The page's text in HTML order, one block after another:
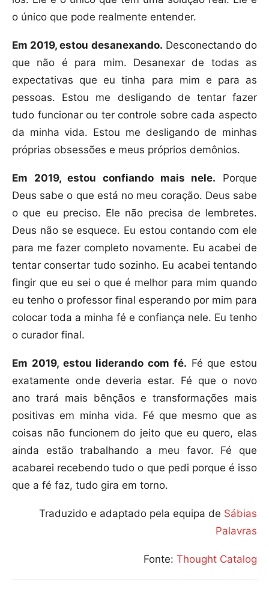
o único que pode realmente entender.
Em 2019, estou desanexando. Desconectando do
que não é para mim. Desanexar de todas as
expectativas que eu tinha para mim e para as
pessoas. Estou me desligando de tentar fazer
tudo funcionar ou ter controle sobre cada aspecto
da minha vida. Estou me desligando de minhas
próprias obsessões e meus próprios demônios.
Em 2019, estou confiando mais nele. Porque
Deus sabe o que está no meu coração. Deus sabe
o que eu preciso. Ele não precisa de lembretes.
Deus não se esquece. Eu estou contando com ele
para me fazer completo novamente. Eu acabei de
tentar consertar tudo sozinho. Eu acabei tentando
fingir que eu sei o que é melhor para mim quando
eu tenho o professor final esperando por mim para
colocar toda a minha fé e confiança nele. Eu tenho
o curador final.
Em 2019, estou liderando com fé. Fé que estou
exatamente onde deveria estar. Fé que o novo
ano trará mais bênçãos e transformações mais
positivas em minha vida. Fé que mesmo que as
coisas não funcionem do jeito que eu quero, elas
ainda estão trabalhando a meu favor. Fé que
acabarei recebendo tudo o que pedi porque é isso
que a fé faz, tudo gira em torno.
Traduzido e adaptado pela equipa de Sábias
Palavras
Fonte: Thought Catalog